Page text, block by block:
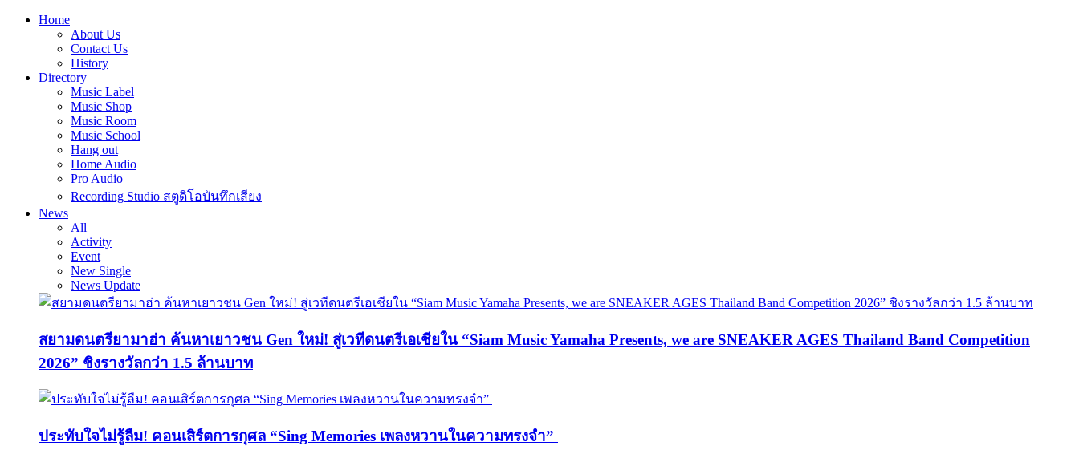
Home
About Us
Contact Us
History
Directory
Music Label
Music Shop
Music Room
Music School
Hang out
Home Audio
Pro Audio
Recording Studio สตูดิโอบันทึกเสียง
News
All
Activity
Event
New Single
News Update
สยามดนตรียามาฮ่า ค้นหาเยาวชน Gen ใหม่! สู่เวทีดนตรีเอเชียใน “Siam Music Yamaha Presents, we are SNEAKER AGES Thailand Band Competition
2026” ชิงรางวัลกว่า 1.5 ล้านบาท
ประทับใจไม่รู้ลืม! คอนเสิร์ตการกุศล “Sing Memories เพลงหวานในความทรงจำ”